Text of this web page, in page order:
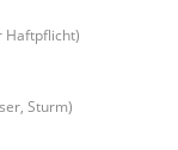
Haftpflicht)
Sturm)